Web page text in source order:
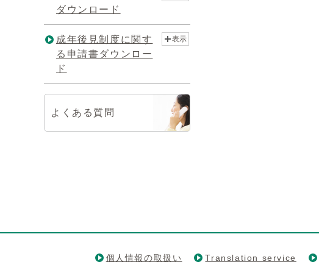
ダウンロード
成年後見制度に関す
る申請書ダウンロー
ド
表示
よくある質問
個人情報の取扱い Translation service